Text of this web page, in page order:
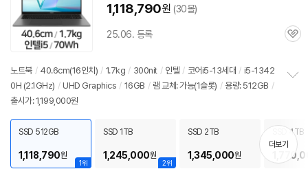
1,118,790원 (30몰)
25.06. 등록
관
노트북 / 40.6cm(16인치) / 1.7kg / 300nit / 인텔 / 코어i5-13세대 / i5-1342
0H (2.1GHz) / UHD Graphics / 16GB / 램 교체: 가능(1슬롯) / 용량: 512GB /
출시가: 1,199,000원
치
기
1위
SSD 512GB
1,118,790원
2위
SSD 1TB
1,245,000원
SSD 2TB
1,345,000원
SSD 4TB
더보기